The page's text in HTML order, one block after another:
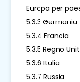
Europa per
5.3.3 Germania
5.3.4 Francia
5.3.5 Regno
5.3.6 Italia
5.3.7 Russia